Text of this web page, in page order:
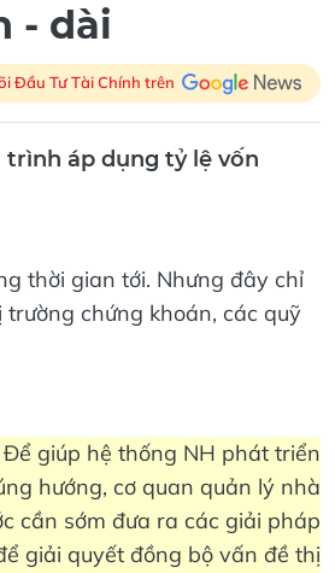
- dài
Đầu Tư Tài Chính trên
trình áp dụng tỷ lệ vốn
thời gian tới. Nhưng đây chỉ
chứng khoán, các quỹ
Để giúp hệ thống NH phát triển
hướng, cơ quan quản lý nhà
cần sớm đưa ra các giải pháp
giải quyết đồng bộ vấn đề thị